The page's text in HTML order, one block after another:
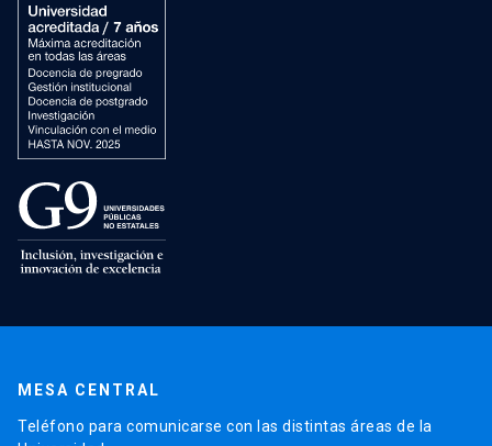
MESA CENTRAL
Teléfono para comunicarse con las distintas áreas de la